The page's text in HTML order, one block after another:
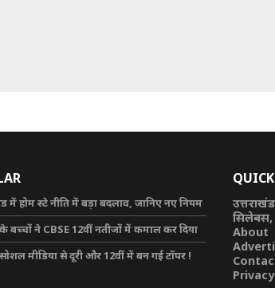
में होम स्टे नीति में बड़ा बदलाव, जानिए नए नियम
बच्चों ने CBSE 12वीं नतीजों में कमाल कर दिया
सोशल मीडिया से दूरी और 12वीं में बन गई टॉपर !
सिलेबस,
About